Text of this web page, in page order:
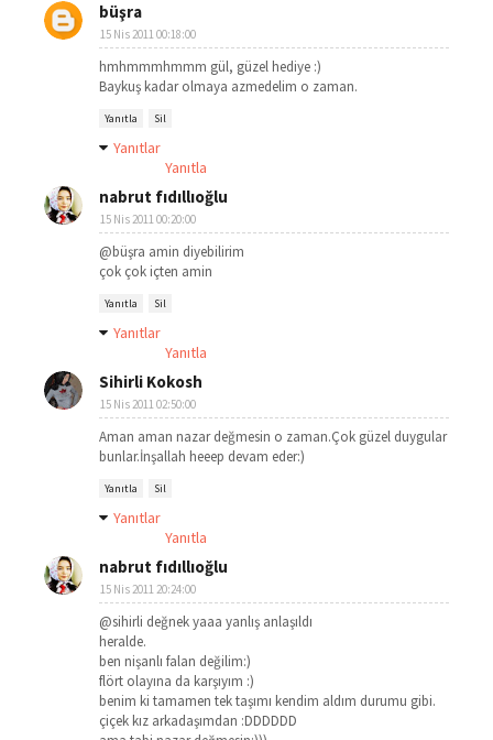
büşra
15 Nis 2011 00:18:00
hmhmmmhmmm gül, güzel hediye :)
Baykuş kadar olmaya azmedelim o zaman.
Yanıtla Sil
Yanıtlar
Yanıtla
nabrut fıdıllıoğlu
15 Nis 2011 00:20:00
@büşra amin diyebilirim
çok çok içten amin
Yanıtla Sil
Yanıtlar
Yanıtla
Sihirli Kokosh
15 Nis 2011 02:50:00
Aman aman nazar değmesin o zaman.Çok güzel duygular
bunlar.İnşallah heeep devam eder:)
Yanıtla Sil
Yanıtlar
Yanıtla
nabrut fıdıllıoğlu
15 Nis 2011 20:24:00
@sihirli değnek yaaa yanlış anlaşıldı
heralde.
ben nişanlı falan değilim:)
flört olayına da karşıyım :)
benim ki tamamen tek taşımı kendim aldım durumu gibi.
çiçek kız arkadaşımdan :DDDDDD